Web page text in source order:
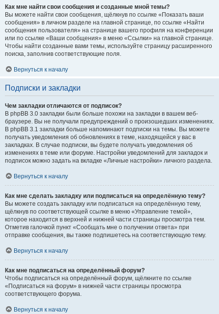
Как мне найти свои сообщения и созданные мной темы?
Вы можете найти свои сообщения, щёлкнув по ссылке «Показать ваши
сообщения» в личном разделе на главной странице, по ссылке «Найти
сообщения пользователя» на странице вашего профиля на конференции
или по ссылке «Ваши сообщения» в меню «Ссылки» на главной странице.
Чтобы найти созданные вами темы, используйте страницу расширенного
поиска, заполнив соответствующие поля.
Вернуться к началу
Подписки и закладки
Чем закладки отличаются от подписок?
В phpBB 3.0 закладки были больше похожи на закладки в вашем веб-
браузере. Вы не получали предупреждений о произошедших изменениях.
В phpBB 3.1 закладки больше напоминают подписки на темы. Вы можете
получать уведомления об обновлениях в теме, находящейся у вас в
закладках. В случае подписки, вы будете получать уведомления об
изменениях в теме или форуме. Настройки уведомлений для закладок и
подписок можно задать на вкладке «Личные настройки» личного раздела.
Вернуться к началу
Как мне сделать закладку или подписаться на определённую тему?
Вы можете создать закладку или подписаться на определённую тему,
щёлкнув по соответствующей ссылке в меню «Управление темой»,
которое находится в верхней и нижней части страницы просмотра тем.
Отметив галочкой пункт «Сообщать мне о получении ответа» при
отправке сообщения, вы также подпишетесь на соответствующую тему.
Вернуться к началу
Как мне подписаться на определённый форум?
Чтобы подписаться на определённый форум, щёлкните по ссылке
«Подписаться на форум» в нижней части страницы просмотра
соответствующего форума.
Вернуться к началу